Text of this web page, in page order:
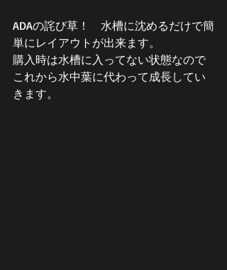
ADAの詫び草！　水槽に沈めるだけで簡
単にレイアウトが出来ます。
購入時は水槽に入ってない状態なので
これから水中葉に代わって成長してい
きます。